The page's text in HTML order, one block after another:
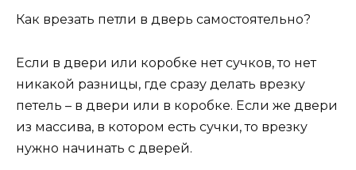
Как врезать петли в дверь самостоятельно?
Если в двери или коробке нет сучков, то нет
никакой разницы, где сразу делать врезку
петель – в двери или в коробке. Если же двери
из массива, в котором есть сучки, то врезку
нужно начинать с дверей.